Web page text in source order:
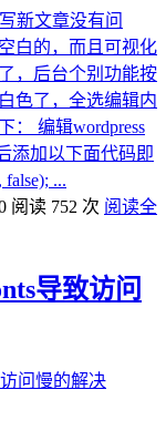
新文章没有问
白的，而且可视化
，后台个别功能按
色了，全选编辑内
： 编辑wordpress
添加以下面代码即
...
阅读 752 次 阅读全
导致访问